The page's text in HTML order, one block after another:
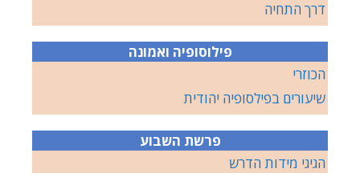
דרך התחיה
פילוסופיה ואמונה
הכוזרי
שיעורים בפילסופיה יהודית
פרשת השבוע
הגיגי מידות הדרש